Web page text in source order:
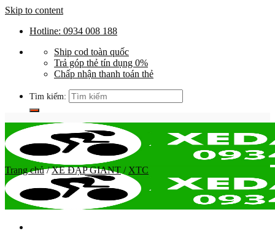
Skip to content
Hotline: 0934 008 188
Ship cod toàn quốc
Trả góp thẻ tín dụng 0%
Chấp nhận thanh toán thẻ
Tìm kiếm:
Trang chủ / XE ĐẠP GIANT / XTC